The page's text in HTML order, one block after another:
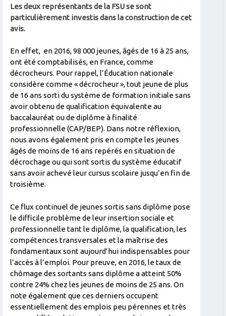
Les deux représentants de la FSU se sont
particulièrement investis dans la construction de cet
avis.
En effet, en 2016, 98 000 jeunes, âgés de 16 à 25 ans,
ont été comptabilisés, en France,comme
décrocheurs. Pour rappel, l’Éducation nationale
considère comme « décrocheur », tout jeune de plus
de 16 ans sorti du système de formation initiale sans
avoir obtenu de qualification équivalente au
baccalauréat ou de diplôme à finalité
professionnelle (CAP/BEP). Dans notre réflexion,
nous avons également pris en compte les jeunes
âgés de moins de 16 ans repérés en situation de
décrochage ou qui sont sortis du système éducatif
sans avoir achevé leur cursus scolaire jusqu’en fin de
troisième.
Ce flux continuel de jeunes sortis sans diplôme pose
le difficile problème de leur insertion sociale et
professionnelle tant le diplôme, la qualification, les
compétences transversales et la maîtrise des
fondamentaux sont aujourd’hui indispensables pour
l’accès à l’emploi. Pour preuve, en 2016, le taux de
chômage des sortants sans diplôme a atteint 50%
contre 24% chez les jeunes de moins de 25 ans. On
note également que ces derniers occupent
essentiellement des emplois peu pérennes et très